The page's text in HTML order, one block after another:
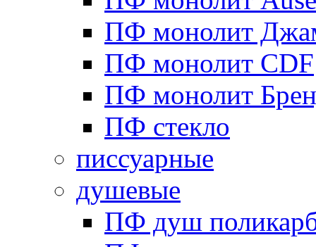
ПФ монолит
ПФ монолит CDF
ПФ монолит
ПФ стекло
писсуарные
душевые
ПФ душ